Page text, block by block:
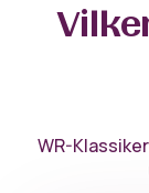
WR-